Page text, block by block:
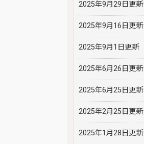
2025年9月29日更新
2025年9月16日更新
2025年9月1日更新
2025年6月26日更新
2025年6月25日更新
2025年2月25日更新
2025年1月28日更新